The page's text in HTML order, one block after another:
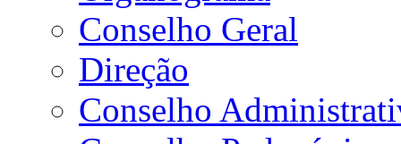
Conselho Geral
Direção
Conselho